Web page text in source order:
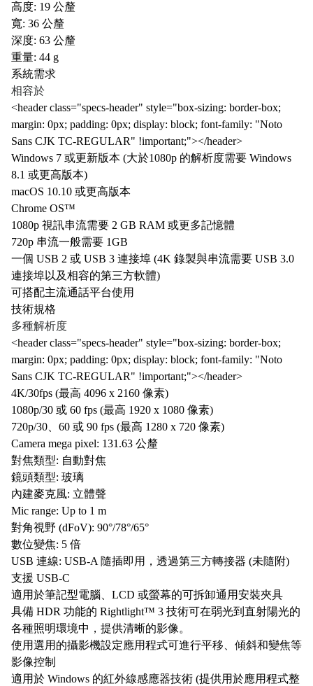
高度: 19 公釐
寬: 36 公釐
深度: 63 公釐
重量: 44 g
系統需求
相容於
<header class="specs-header" style="box-sizing: border-box;
margin: 0px; padding: 0px; display: block; font-family: "Noto
Sans CJK TC-REGULAR" !important;"></header>
Windows 7 或更新版本 (大於1080p 的解析度需要 Windows
8.1 或更高版本)
macOS 10.10 或更高版本
Chrome OS™
1080p 視訊串流需要 2 GB RAM 或更多記憶體
720p 串流一般需要 1GB
一個 USB 2 或 USB 3 連接埠 (4K 錄製與串流需要 USB 3.0
連接埠以及相容的第三方軟體)
可搭配主流通話平台使用
技術規格
多種解析度
<header class="specs-header" style="box-sizing: border-box;
margin: 0px; padding: 0px; display: block; font-family: "Noto
Sans CJK TC-REGULAR" !important;"></header>
4K/30fps (最高 4096 x 2160 像素)
1080p/30 或 60 fps (最高 1920 x 1080 像素)
720p/30、60 或 90 fps (最高 1280 x 720 像素)
Camera mega pixel: 131.63 公釐
對焦類型: 自動對焦
鏡頭類型: 玻璃
內建麥克風: 立體聲
Mic range: Up to 1 m
對角視野 (dFoV): 90°/78°/65°
數位變焦: 5 倍
USB 連線: USB-A 隨插即用，透過第三方轉接器 (未隨附)
支援 USB-C
適用於筆記型電腦、LCD 或螢幕的可拆卸通用安裝夾具
具備 HDR 功能的 Rightlight™ 3 技術可在弱光到直射陽光的
各種照明環境中，提供清晰的影像。
使用選用的攝影機設定應用程式可進行平移、傾斜和變焦等
影像控制
適用於 Windows 的紅外線感應器技術 (提供用於應用程式整